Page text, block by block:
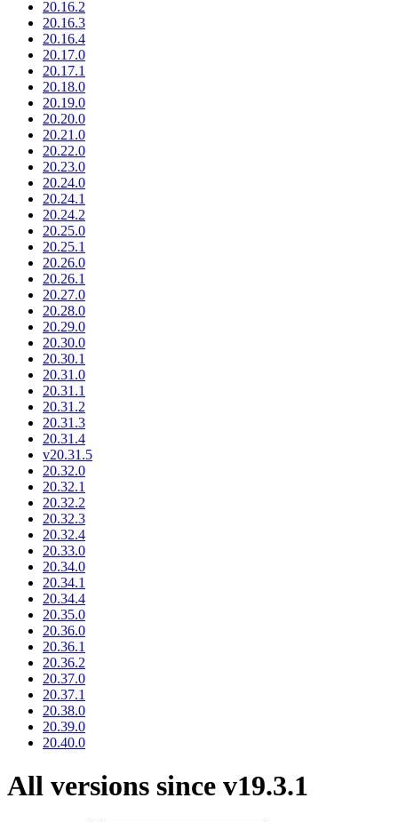
20.16.2
20.16.3
20.16.4
20.17.0
20.17.1
20.18.0
20.19.0
20.20.0
20.21.0
20.22.0
20.23.0
20.24.0
20.24.1
20.24.2
20.25.0
20.25.1
20.26.0
20.26.1
20.27.0
20.28.0
20.29.0
20.30.0
20.30.1
20.31.0
20.31.1
20.31.2
20.31.3
20.31.4
v20.31.5
20.32.0
20.32.1
20.32.2
20.32.3
20.32.4
20.33.0
20.34.0
20.34.1
20.34.4
20.35.0
20.36.0
20.36.1
20.36.2
20.37.0
20.37.1
20.38.0
20.39.0
20.40.0
All versions since v19.3.1